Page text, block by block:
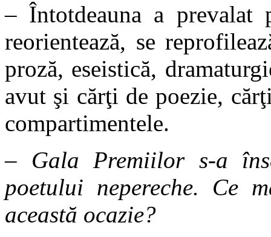
– Întotdeauna a
reorientează, se
proză, eseistică,
avut şi cărţi de poezie,
compartimentele.
– Gala Premiilor s-a
poetului nepereche. Ce
această ocazie?